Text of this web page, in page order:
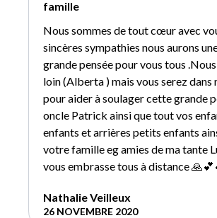
famille
Nous sommes de tout cœur avec
sincères sympathies nous aurons
grande pensée pour vous tous
loin (Alberta ) mais vous serez dans
pour aider à soulager cette grande
oncle Patrick ainsi que tout vos
enfants et arrières petits enfants
votre famille eg amies de ma tante
vous embrasse tous à distance
Nathalie Veilleux
26 NOVEMBRE 2020